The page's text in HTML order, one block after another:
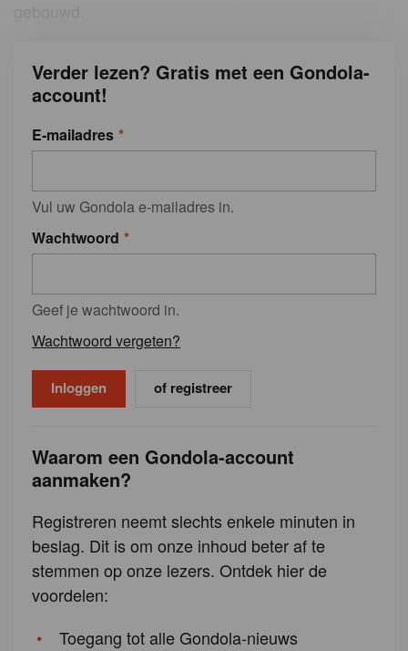
Verder lezen? Gratis met een Gondola-
account!
E-mailadres
Vul uw Gondola e-mailadres in.
Wachtwoord
Geef je wachtwoord in.
Wachtwoord vergeten?
of registreer
Waarom een Gondola-account
aanmaken?
Registreren neemt slechts enkele minuten in
beslag. Dit is om onze inhoud beter af te
stemmen op onze lezers. Ontdek hier de
voordelen:
Toegang tot alle Gondola-nieuws